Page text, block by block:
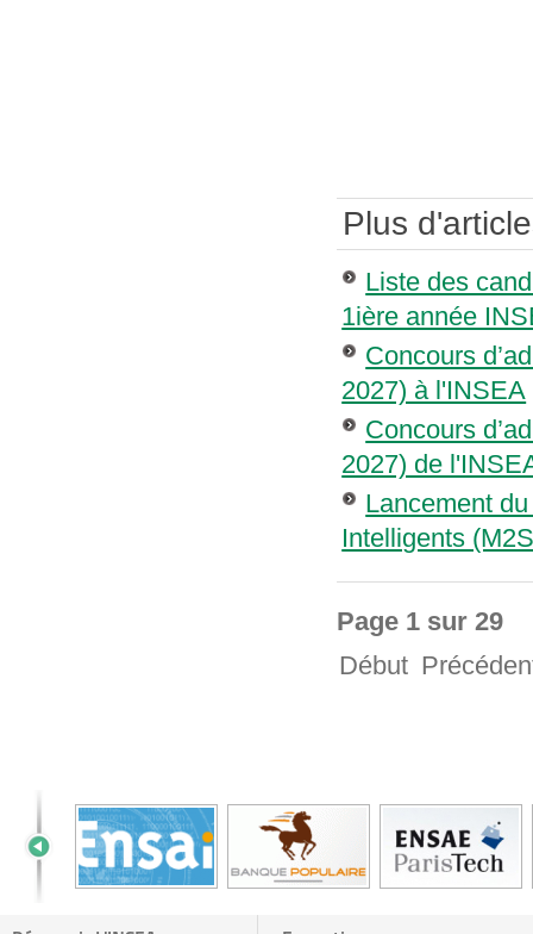
Plus
Liste des
1ière année
Concours
2027) à l'INSEA
Concours
2027) de
Lancement
Intelligents
Page 1 sur 29
Début